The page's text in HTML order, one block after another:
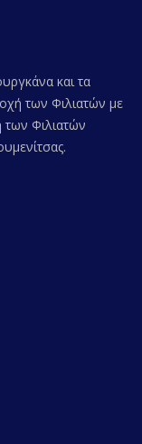
και τα
των Φιλιατών με
Φιλιατών